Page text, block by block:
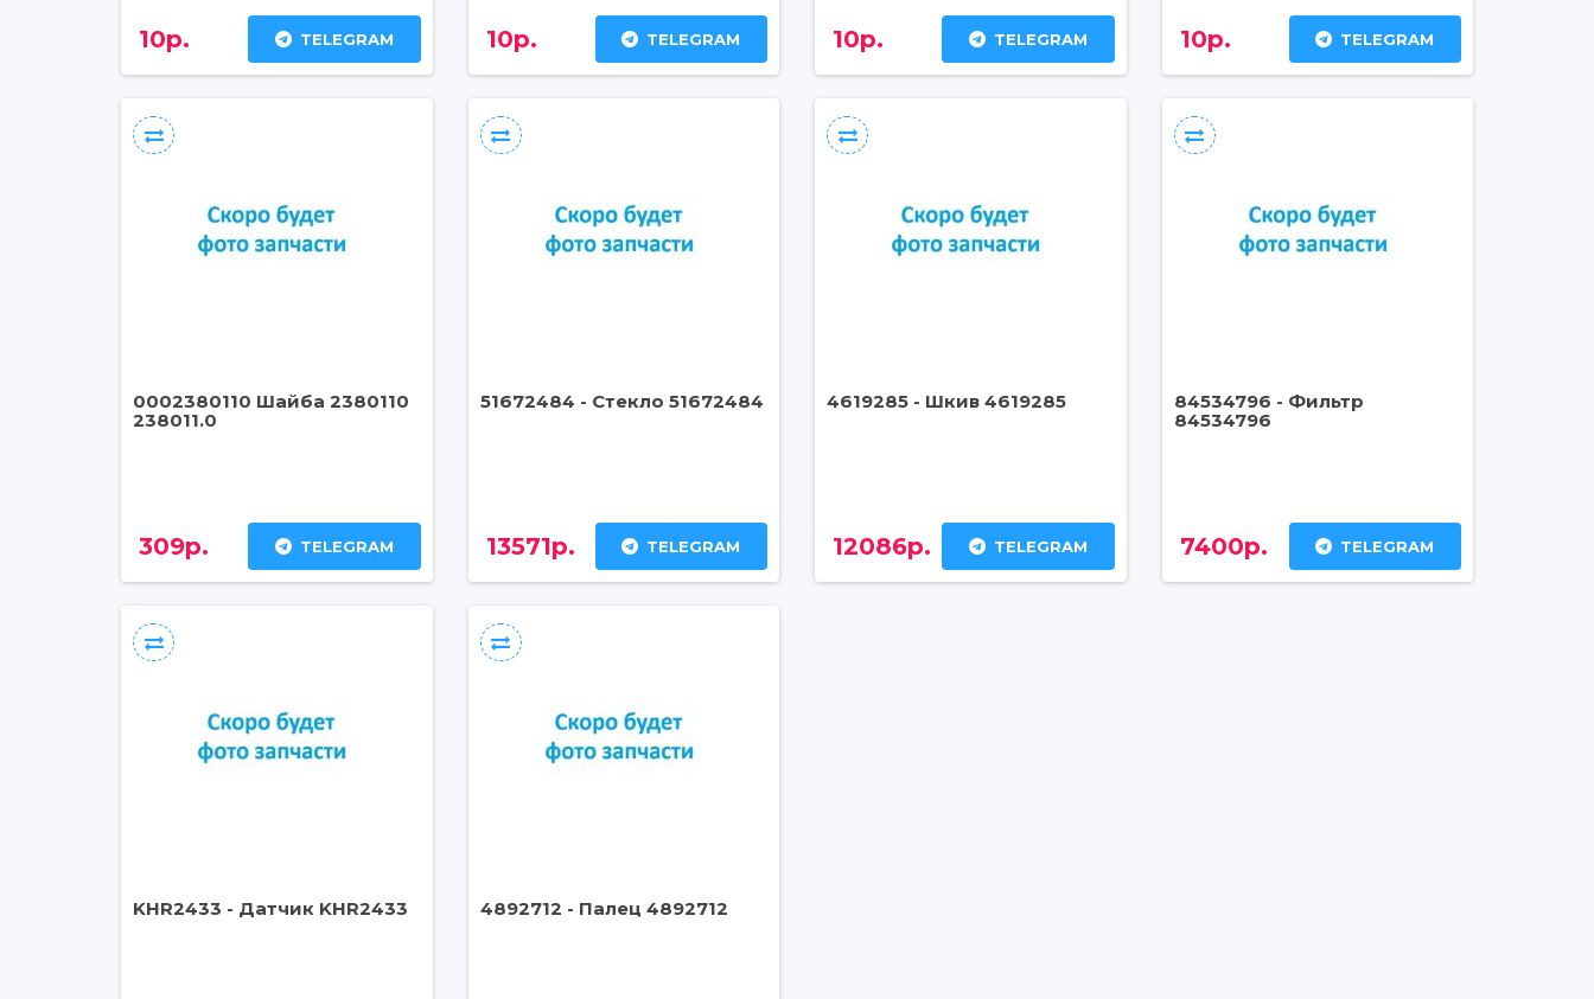
10р. TELEGRAM 10р. TELEGRAM 10р. TELEGRAM 10р. TELEGRAM
0002380110 Шайба 2380110
238011.0
309р. TELEGRAM
51672484 - Стекло 51672484
13571р. TELEGRAM
4619285 - Шкив 4619285
12086р. TELEGRAM
84534796 - Фильтр
84534796
7400р. TELEGRAM
KHR2433 - Датчик KHR2433 4892712 - Палец 4892712